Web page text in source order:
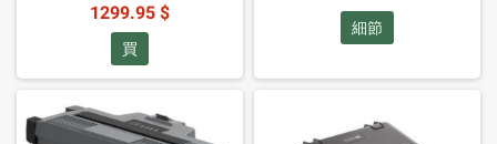
1299.95 $
買
細節